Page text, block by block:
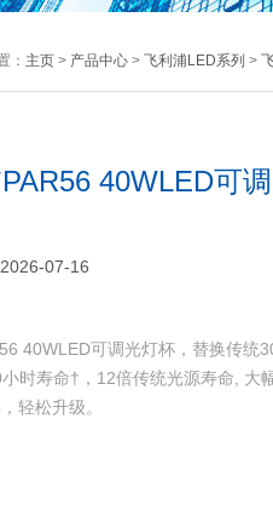
： 主页> 产品中心> 飞利浦LED系列 >
40WLED可
07-16
40WLED可调光灯杯，替换传统
时寿命†，12倍传统光源寿命, 大
轻松升级。